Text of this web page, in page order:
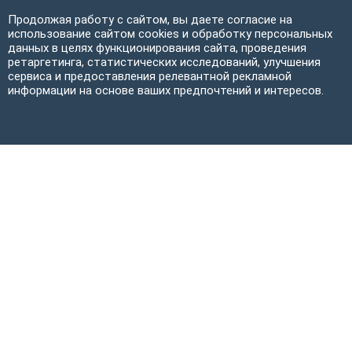
Продолжая работу с сайтом, вы даете согласие на
использование сайтом cookies и обработку персональных
данных в целях функционирования сайта, проведения
ретаргетинга, статистических исследований, улучшения
сервиса и предоставления релевантной рекламной
информации на основе ваших предпочтений и интересов.